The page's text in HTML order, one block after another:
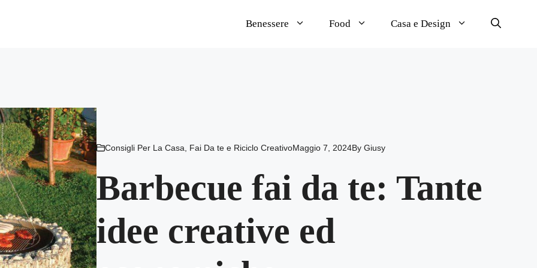
Benessere Food Casa e Design
Consigli Per La Casa Fai Da te e Riciclo CreativoMaggio 7, 2024By Giusy
Barbecue fai da te: Tante
idee creative ed